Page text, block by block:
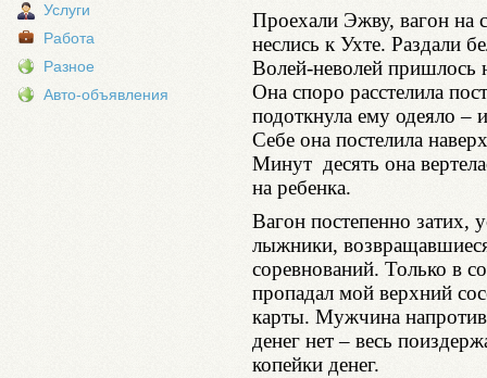
Услуги
Работа
Разное
Авто-объявления
Проехали Эжву, вагон
неслись к Ухте. Раздали
Волей-неволей пришлось
Она споро расстелила
подоткнула ему одеяло –
Себе она постелила
Минут десять она
на ребенка.
Вагон постепенно затих,
лыжники,
соревнований. Только в
пропадал мой верхний
карты. Мужчина напротив
денег нет – весь
копейки денег.